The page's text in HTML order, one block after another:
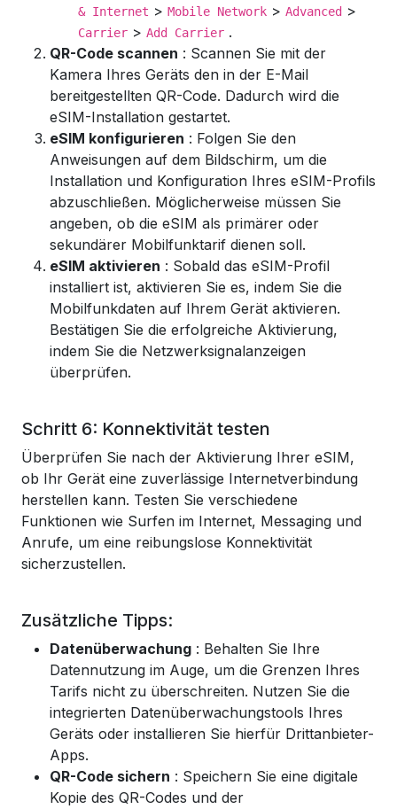
& Internet > Mobile Network > Advanced >
Carrier > Add Carrier .
QR-Code scannen : Scannen Sie mit der
Kamera Ihres Geräts den in der E-Mail
bereitgestellten QR-Code. Dadurch wird die
eSIM-Installation gestartet.
eSIM konfigurieren : Folgen Sie den
Anweisungen auf dem Bildschirm, um die
Installation und Konfiguration Ihres eSIM-Profils
abzuschließen. Möglicherweise müssen Sie
angeben, ob die eSIM als primärer oder
sekundärer Mobilfunktarif dienen soll.
eSIM aktivieren : Sobald das eSIM-Profil
installiert ist, aktivieren Sie es, indem Sie die
Mobilfunkdaten auf Ihrem Gerät aktivieren.
Bestätigen Sie die erfolgreiche Aktivierung,
indem Sie die Netzwerksignalanzeigen
überprüfen.
Schritt 6: Konnektivität testen
Überprüfen Sie nach der Aktivierung Ihrer eSIM,
ob Ihr Gerät eine zuverlässige Internetverbindung
herstellen kann. Testen Sie verschiedene
Funktionen wie Surfen im Internet, Messaging und
Anrufe, um eine reibungslose Konnektivität
sicherzustellen.
Zusätzliche Tipps:
Datenüberwachung : Behalten Sie Ihre
Datennutzung im Auge, um die Grenzen Ihres
Tarifs nicht zu überschreiten. Nutzen Sie die
integrierten Datenüberwachungstools Ihres
Geräts oder installieren Sie hierfür Drittanbieter-
Apps.
QR-Code sichern : Speichern Sie eine digitale
Kopie des QR-Codes und der